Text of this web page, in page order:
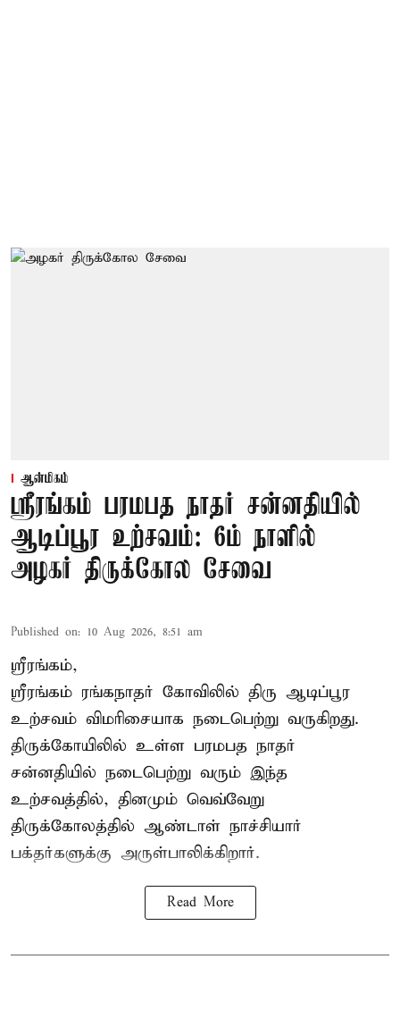
ஆன்மிகம்
ஸ்ரீரங்கம் பரமபத நாதர் சன்னதியில்
ஆடிப்பூர உற்சவம்: 6ம் நாளில்
அழகர் திருக்கோல சேவை
Published on: 10 Aug 2026, 8:51 am
ஸ்ரீரங்கம்,
ஸ்ரீரங்கம் ரங்கநாதர் கோவிலில் திரு ஆடிப்பூர
உற்சவம் விமரிசையாக நடைபெற்று வருகிறது.
திருக்கோயிலில் உள்ள பரமபத நாதர்
சன்னதியில் நடைபெற்று வரும் இந்த
உற்சவத்தில், தினமும் வெவ்வேறு
திருக்கோலத்தில் ஆண்டாள் நாச்சியார்
பக்தர்களுக்கு அருள்பாலிக்கிறார்.
Read More